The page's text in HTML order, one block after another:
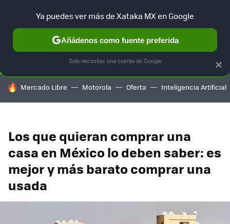
SELECCIÓN GAMING HOME AUTO TERRITORIO
HOY SE HABLA DE
Mercado Libre Motorola Oferta Inteligencia Artificial
Los que quieran comprar una
casa en México lo deben saber: es
mejor y más barato comprar una
usada
×
Ya puedes ver más de Xataka MX en Google
Añádenos como fuente preferida
Solo necesitas una cuenta de Google